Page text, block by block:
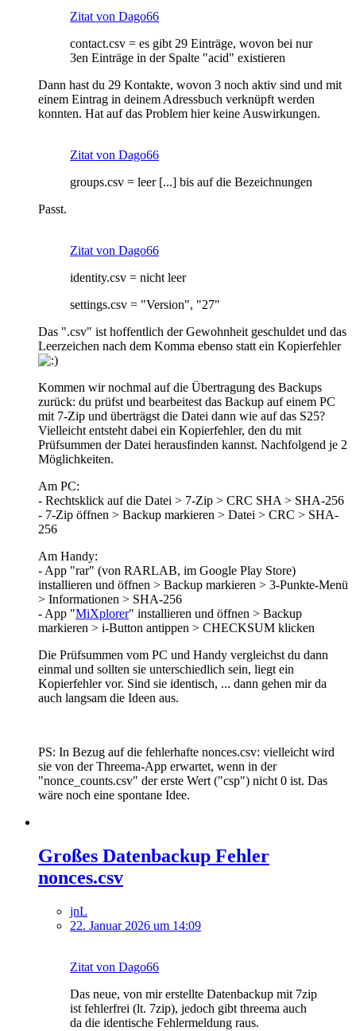
Zitat von Dago66
contact.csv = es gibt 29 Einträge, wovon bei nur
3en Einträge in der Spalte "acid" existieren
Dann hast du 29 Kontakte, wovon 3 noch aktiv sind und mit
einem Eintrag in deinem Adressbuch verknüpft werden
konnten. Hat auf das Problem hier keine Auswirkungen.
Zitat von Dago66
groups.csv = leer [...] bis auf die Bezeichnungen
Passt.
Zitat von Dago66
identity.csv = nicht leer
settings.csv = "Version", "27"
Das ".csv" ist hoffentlich der Gewohnheit geschuldet und das
Leerzeichen nach dem Komma ebenso statt ein Kopierfehler
Kommen wir nochmal auf die Übertragung des Backups
zurück: du prüfst und bearbeitest das Backup auf einem PC
mit 7-Zip und überträgst die Datei dann wie auf das S25?
Vielleicht entsteht dabei ein Kopierfehler, den du mit
Prüfsummen der Datei herausfinden kannst. Nachfolgend je 2
Möglichkeiten.
Am PC:
- Rechtsklick auf die Datei > 7-Zip > CRC SHA > SHA-256
- 7-Zip öffnen > Backup markieren > Datei > CRC > SHA-
256
Am Handy:
- App "rar" (von RARLAB, im Google Play Store)
installieren und öffnen > Backup markieren > 3-Punkte-Menü
> Informationen > SHA-256
- App "MiXplorer" installieren und öffnen > Backup
markieren > i-Button antippen > CHECKSUM klicken
Die Prüfsummen vom PC und Handy vergleichst du dann
einmal und sollten sie unterschiedlich sein, liegt ein
Kopierfehler vor. Sind sie identisch, ... dann gehen mir da
auch langsam die Ideen aus.
PS: In Bezug auf die fehlerhafte nonces.csv: vielleicht wird
sie von der Threema-App erwartet, wenn in der
"nonce_counts.csv" der erste Wert ("csp") nicht 0 ist. Das
wäre noch eine spontane Idee.
Großes Datenbackup Fehler
nonces.csv
jnL
22. Januar 2026 um 14:09
Zitat von Dago66
Das neue, von mir erstellte Datenbackup mit 7zip
ist fehlerfrei (lt. 7zip), jedoch gibt threema auch
da die identische Fehlermeldung raus.